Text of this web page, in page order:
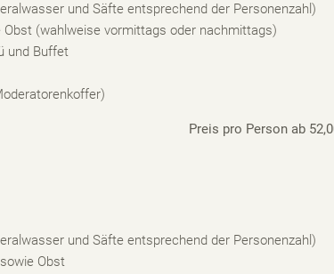
und Säfte entsprechend der Personenzahl)
(wahlweise vormittags oder nachmittags)
und Buffet
Preis pro Person ab
und Säfte entsprechend der Personenzahl)
Obst